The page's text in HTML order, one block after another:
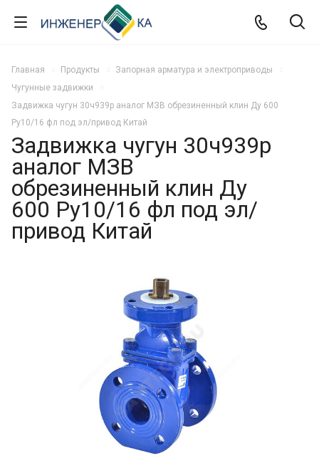
Главная Продукты
Запорная арматура и электроприводы
Чугунные задвижки
Задвижка чугун 30ч939р аналог МЗВ обрезиненный клин Ду 600
Ру10/16 фл под эл/привод Китай
Задвижка чугун 30ч939р
аналог МЗВ
обрезиненный клин Ду
600 Ру10/16 фл под эл/
привод Китай